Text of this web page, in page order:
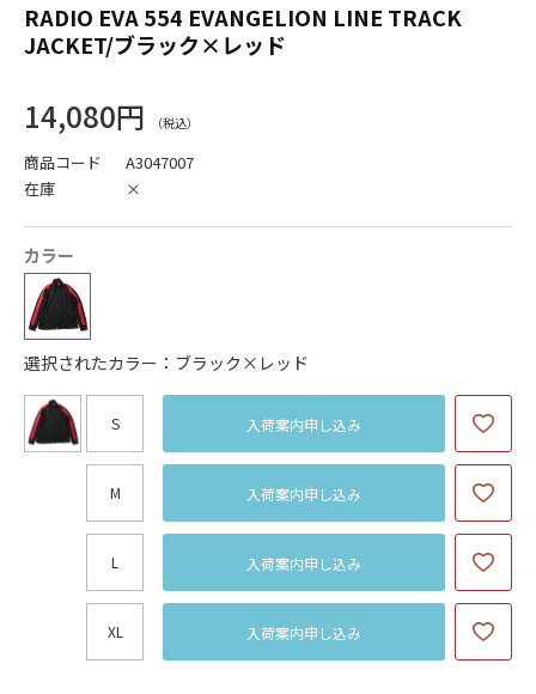
RADIO EVA 554 EVANGELION LINE TRACK
JACKET/ブラック×レッド
14,080円
商品コード
A3047007
在庫
×
カラー
選択されたカラー：ブラック×レッド
S 入荷案内申し込み
M 入荷案内申し込み
L 入荷案内申し込み
XL 入荷案内申し込み